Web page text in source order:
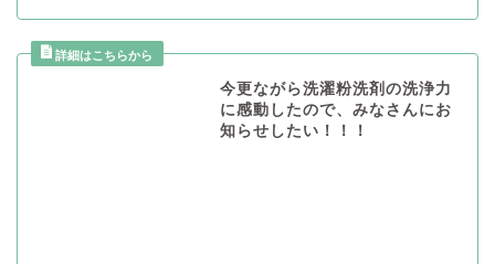
今更ながら洗濯粉洗剤の洗浄力
に感動したので、みなさんにお
知らせしたい！！！